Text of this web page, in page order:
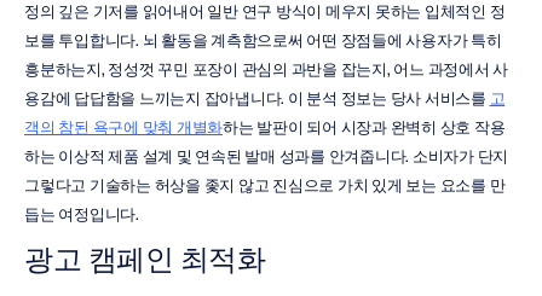
정의 깊은 기저를 읽어내어 일반 연구 방식이 메우지 못하는 입체적인 정
보를 투입합니다. 뇌 활동을 계측함으로써 어떤 장점들에 사용자가 특히
흥분하는지, 정성껏 꾸민 포장이 관심의 과반을 잡는지, 어느 과정에서 사
용감에 답답함을 느끼는지 잡아냅니다. 이 분석 정보는 당사 서비스를 고
객의 참된 욕구에 맞춰 개별화하는 발판이 되어 시장과 완벽히 상호 작용
하는 이상적 제품 설계 및 연속된 발매 성과를 안겨줍니다. 소비자가 단지
그렇다고 기술하는 허상을 좇지 않고 진심으로 가치 있게 보는 요소를 만
듭는 여정입니다.
광고 캠페인 최적화